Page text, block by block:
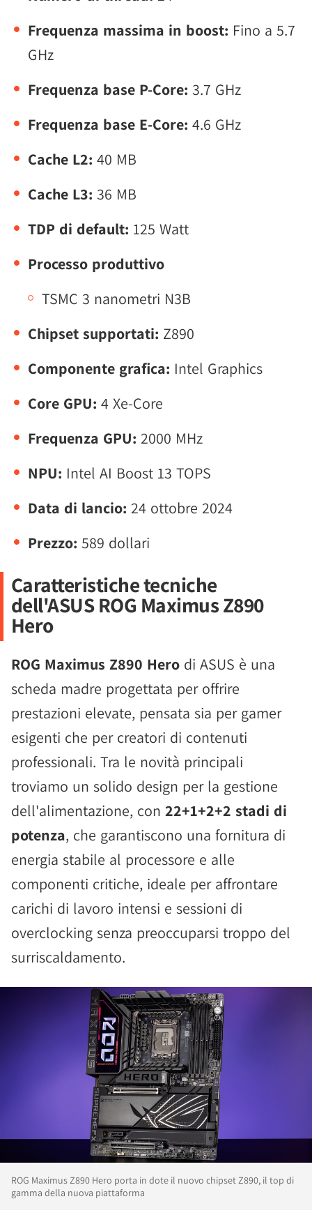
Frequenza massima in boost: Fino a 5.7
GHz
Frequenza base P-Core: 3.7 GHz
Frequenza base E-Core: 4.6 GHz
Cache L2: 40 MB
Cache L3: 36 MB
TDP di default: 125 Watt
Processo produttivo
TSMC 3 nanometri N3B
Chipset supportati: Z890
Componente grafica: Intel Graphics
Core GPU: 4 Xe-Core
Frequenza GPU: 2000 MHz
NPU: Intel AI Boost 13 TOPS
Data di lancio: 24 ottobre 2024
Prezzo: 589 dollari
Caratteristiche tecniche
dell'ASUS ROG Maximus Z890
Hero
ROG Maximus Z890 Hero di ASUS è una
scheda madre progettata per offrire
prestazioni elevate, pensata sia per gamer
esigenti che per creatori di contenuti
professionali. Tra le novità principali
troviamo un solido design per la gestione
dell'alimentazione, con 22+1+2+2 stadi di
potenza, che garantiscono una fornitura di
energia stabile al processore e alle
componenti critiche, ideale per affrontare
carichi di lavoro intensi e sessioni di
overclocking senza preoccuparsi troppo del
surriscaldamento.
ROG Maximus Z890 Hero porta in dote il nuovo chipset Z890, il top di
gamma della nuova piattaforma